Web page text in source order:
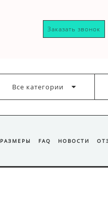
Заказать звонок
Все категории
РАЗМЕРЫ FAQ НОВОСТИ